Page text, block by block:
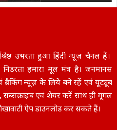
उभरता हुआ हिंदी न्यूज़ चैनल हैं।
हमारा मूल मंत्र है। जनमानस
ब्रैकिंग न्यूज़ के लिये बने रहें एवं यूट्यूब
एवं शेयर करें साथ ही गूगल
ऐप डाउनलोड कर सकते हैं।